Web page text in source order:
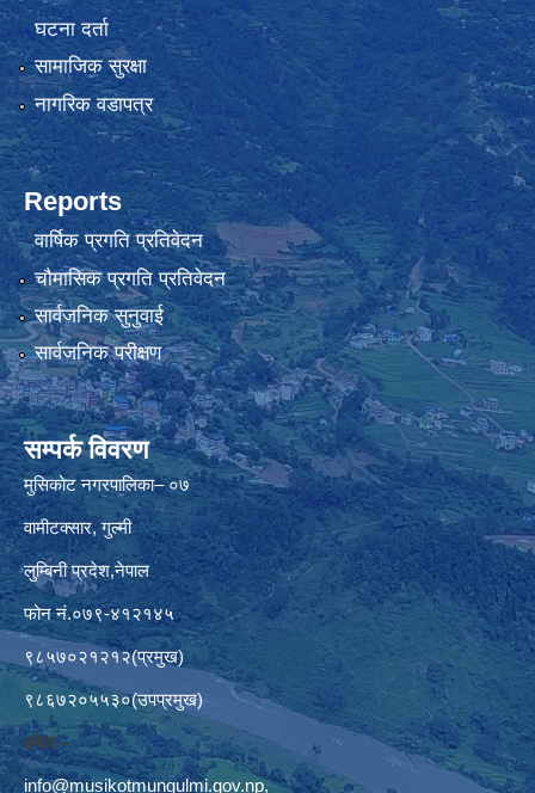
घटना दर्ता
सामाजिक सुरक्षा
नागरिक वडापत्र
Reports
वार्षिक प्रगति प्रतिवेदन
चौमासिक प्रगति प्रतिवेदन
सार्वजनिक सुनुवाई
सार्वजनिक परीक्षण
सम्पर्क विवरण
मुसिकोट नगरपालिका– ०७
वामीटक्सार, गुल्मी
लुम्बिनी प्रदेश,नेपाल
फोन नं.०७९-४१२१४५
९८५७०२१२१२(प्रमुख)
९८६७२०५५३०(उपप्रमुख)
इमेलः–
info@musikotmungulmi.gov.np,